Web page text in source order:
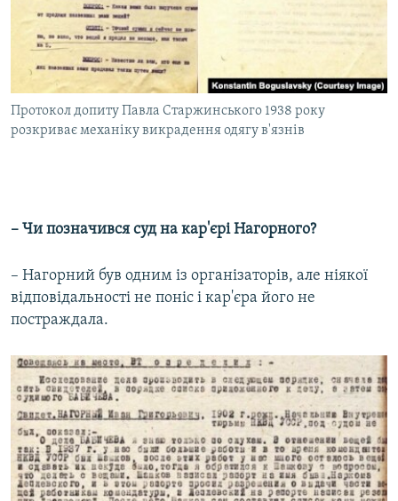
Протокол допиту Павла Старжинського 1938 року
розкриває механіку викрадення одягу в'язнів
– Чи позначився суд на кар'єрі Нагорного?
– Нагорний був одним із організаторів, але ніякої
відповідальності не поніс і кар'єра його не
постраждала.